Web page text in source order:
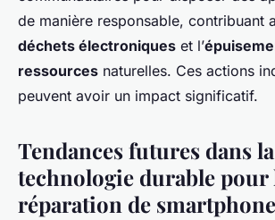
de manière responsable, contribuant
déchets électroniques et l’
ressources naturelles. Ces actions
peuvent avoir un impact significatif.
Tendances futures dans la
technologie durable pour
réparation de